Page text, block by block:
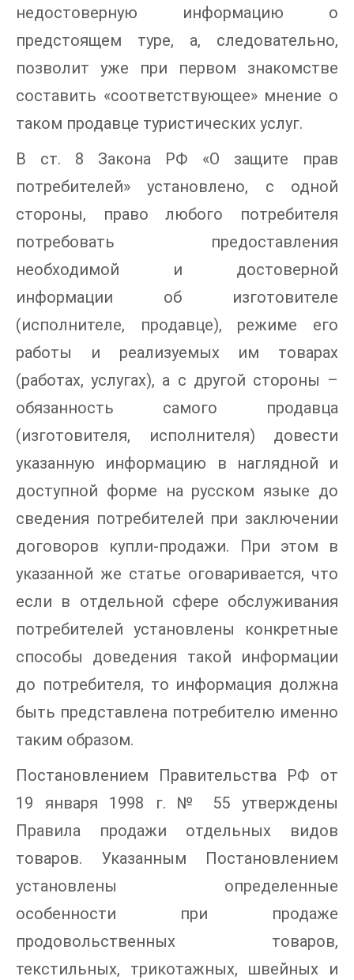
недостоверную информацию о
предстоящем туре, а, следовательно,
позволит уже при первом знакомстве
составить «соответствующее» мнение о
таком продавце туристических услуг.
В ст. 8 Закона РФ «О защите прав
потребителей» установлено, с одной
стороны, право любого потребителя
потребовать предоставления
необходимой и достоверной
информации об изготовителе
(исполнителе, продавце), режиме его
работы и реализуемых им товарах
(работах, услугах), а с другой стороны –
обязанность самого продавца
(изготовителя, исполнителя) довести
указанную информацию в наглядной и
доступной форме на русском языке до
сведения потребителей при заключении
договоров купли-продажи. При этом в
указанной же статье оговаривается, что
если в отдельной сфере обслуживания
потребителей установлены конкретные
способы доведения такой информации
до потребителя, то информация должна
быть представлена потребителю именно
таким образом.
Постановлением Правительства РФ от
19 января 1998 г. № 55 утверждены
Правила продажи отдельных видов
товаров. Указанным Постановлением
установлены определенные
особенности при продаже
продовольственных товаров,
текстильных, трикотажных, швейных и